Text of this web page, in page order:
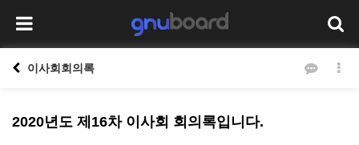
이사회회의록
2020년도 제16차 이사회 회의록입니다.